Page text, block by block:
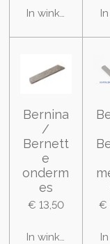
In winkelwagen
Bernina
/
Bernett
e
onderm
es
€ 13,50
In winkelwagen
€